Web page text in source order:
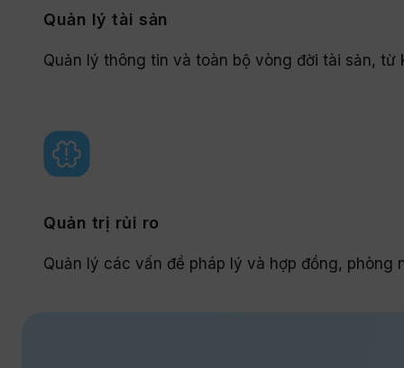
Quản lý tài sản
Quản lý thông tin và toàn bộ vòng đời tài sản,
Quản trị rủi ro
Quản lý các vấn đề pháp lý và hợp đồng, phòng